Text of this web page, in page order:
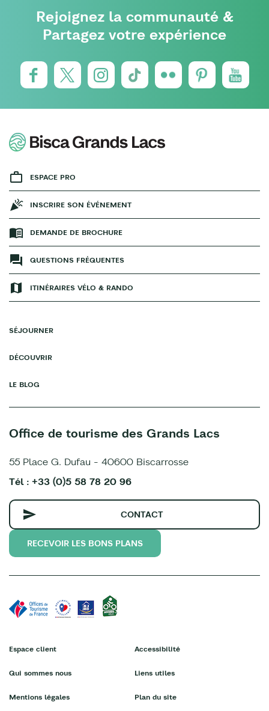
Rejoignez la communauté &
Partagez votre expérience
ESPACE PRO
INSCRIRE SON ÉVÉNEMENT
DEMANDE DE BROCHURE
QUESTIONS FRÉQUENTES
ITINÉRAIRES VÉLO & RANDO
SÉJOURNER
DÉCOUVRIR
LE BLOG
Office de tourisme des Grands Lacs
55 Place G. Dufau - 40600 Biscarrosse
Tél : +33 (0)5 58 78 20 96
CONTACT
RECEVOIR LES BONS PLANS
Espace client
Qui sommes nous
Mentions légales
Accessibilité
Liens utiles
Plan du site